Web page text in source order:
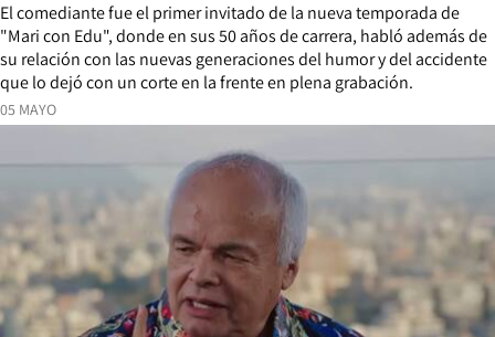
05 MAYO
El comediante fue el primer invitado de la nueva temporada de
"Mari con Edu", donde en sus 50 años de carrera, habló además de
su relación con las nuevas generaciones del humor y del accidente
que lo dejó con un corte en la frente en plena grabación.